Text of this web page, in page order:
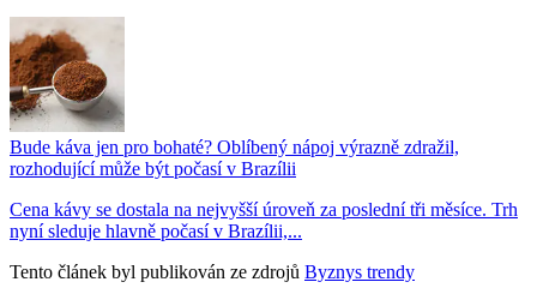
Bude káva jen pro bohaté? Oblíbený nápoj výrazně zdražil,
rozhodující může být počasí v Brazílii
Cena kávy se dostala na nejvyšší úroveň za poslední tři měsíce. Trh
nyní sleduje hlavně počasí v Brazílii,...
Tento článek byl publikován ze zdrojů Byznys trendy